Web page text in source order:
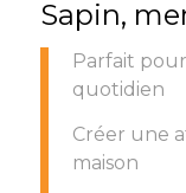
Sapin,
Parfait
quotidien
Créer une
maison